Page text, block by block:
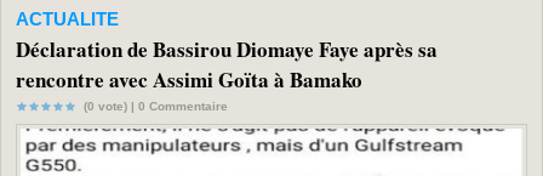
ACTUALITE
Déclaration de Bassirou Diomaye Faye après sa
rencontre avec Assimi Goïta à Bamako
(0 vote) | 0 Commentaire